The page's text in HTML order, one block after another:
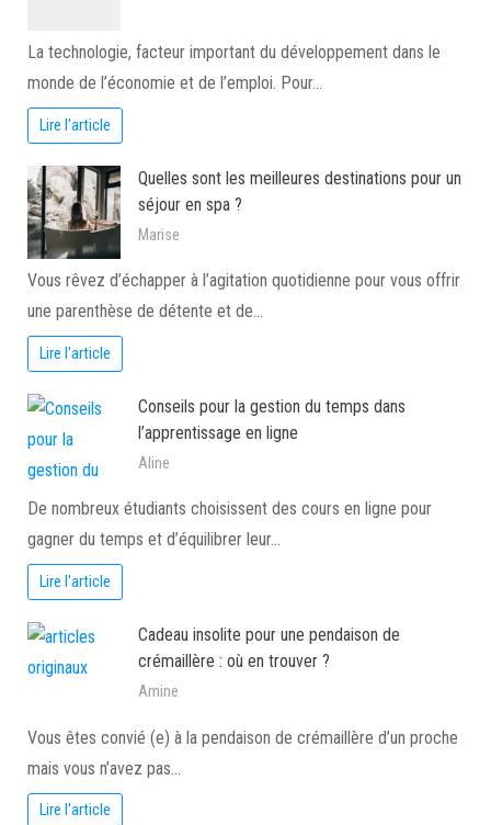
La technologie, facteur important du développement dans le
monde de l’économie et de l’emploi. Pour…
Lire l'article
Quelles sont les meilleures destinations pour un
séjour en spa ?
Marise
Vous rêvez d’échapper à l’agitation quotidienne pour vous offrir
une parenthèse de détente et de…
Lire l'article
Conseils pour la gestion du temps dans
l’apprentissage en ligne
Aline
De nombreux étudiants choisissent des cours en ligne pour
gagner du temps et d’équilibrer leur…
Lire l'article
Cadeau insolite pour une pendaison de
crémaillère : où en trouver ?
Amine
Vous êtes convié (e) à la pendaison de crémaillère d’un proche
mais vous n’avez pas…
Lire l'article